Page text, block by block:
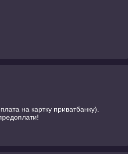
на картку приватбанку).